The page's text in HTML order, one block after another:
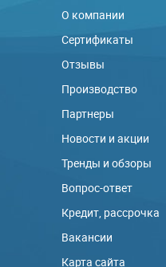
О компании
Сертификаты
Отзывы
Производство
Партнеры
Новости и акции
Тренды и обзоры
Вопрос-ответ
Кредит, рассрочка
Вакансии
Карта сайта